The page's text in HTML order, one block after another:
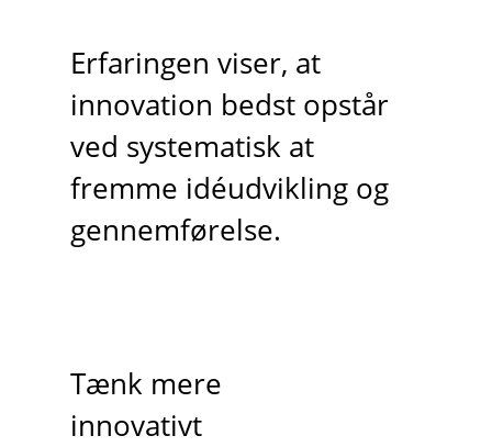
Erfaringen viser, at
innovation bedst opstår
ved systematisk at
fremme idéudvikling og
gennemførelse.
Tænk mere
innovativt